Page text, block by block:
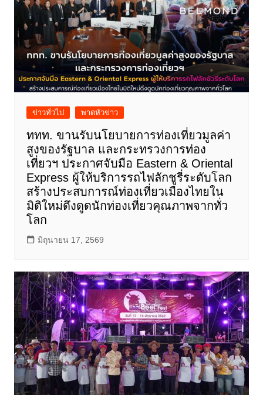
ข่าวทั่วไป พาดหัวข่าว
ททท. ขานรับนโยบายการท่องเที่ยวมูลค่า
สูงของรัฐบาล และกระทรวงการท่อง
เที่ยวฯ ประกาศจับมือ Eastern & Oriental
Express ผู้ให้บริการรถไฟลักชูรี่ระดับโลก
สร้างประสบการณ์ท่องเที่ยวเมืองไทยใน
มิติใหม่ดึงดูดนักท่องเที่ยวคุณภาพจากทั่ว
โลก
มิถุนายน 17, 2569